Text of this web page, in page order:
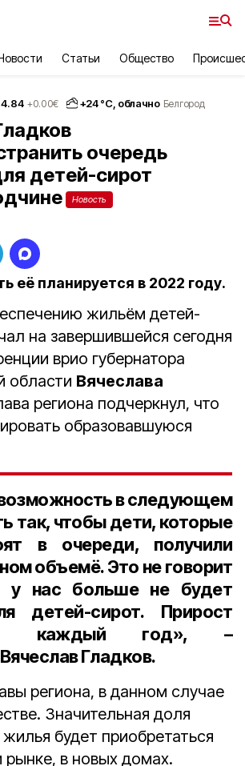
Статьи Общество
+0.00€ +24°С, облачно Белгород
очередь
детей-сирот
Новость
её планируется в 2022 году.
жильём детей-
на завершившейся сегодня
врио губернатора
области Вячеслава
региона подчеркнул, что
образовавшуюся
возможность в следующем
так, чтобы дети, которые
в очереди, получили
объемё. Это не говорит
у нас больше не будет
детей-сирот. Прирост
каждый год», –
Гладков.
региона, в данном случае
Значительная доля
будет приобретаться
рынке, в новых домах.